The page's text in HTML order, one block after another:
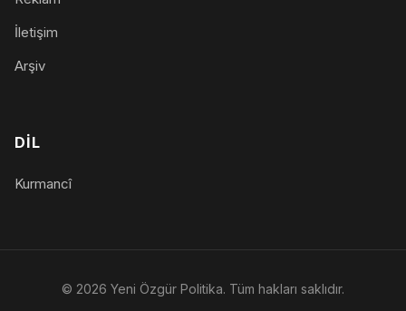
İletişim
Arşiv
DIL
Kurmancî
© 2026 Yeni Özgür Politika. Tüm hakları saklıdır.